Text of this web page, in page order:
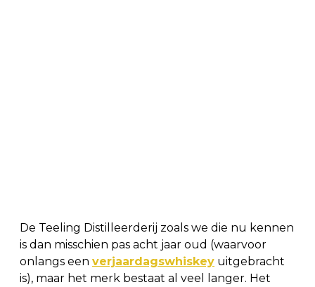
De Teeling Distilleerderij zoals we die nu kennen
is dan misschien pas acht jaar oud (waarvoor
onlangs een verjaardagswhiskey uitgebracht
is), maar het merk bestaat al veel langer. Het